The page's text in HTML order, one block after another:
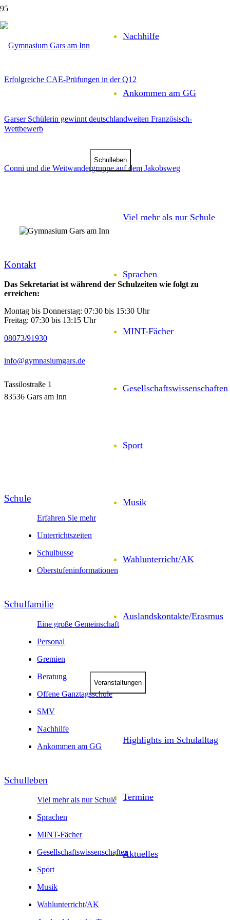
Nachhilfe
Ankommen am GG
Schul­leben
Viel mehr als nur Schule
Sprachen
MINT-Fächer
Gesell­schafts­wissen­schaften
Sport
Musik
Wahl­unter­richt/AK
Auslands­kontakte/Erasmus
Veranstal­tungen
Highlights im Schulalltag
Termine
Aktuelles
Oberstufe
Erfolgreiche CAE-Prüfungen in der Q12
Garser Schülerin gewinnt deutschlandweiten Französisch-
Wettbewerb
Conni und die Weitwandergruppe auf dem Jakobsweg
Kontakt
Das Sekretariat ist während der Schulzeiten wie folgt zu
erreichen:
Montag bis Donnerstag: 07:30 bis 15:30 Uhr
Freitag: 07:30 bis 13:15 Uhr
08073/91930
info@gymnasiumgars.de
Tassilostraße 1
83536 Gars am Inn
Schule
Erfahren Sie mehr
Unter­richts­zeiten
Schul­busse
Ober­stufen­infor­mationen
Schul­familie
Eine große Gemeinschaft
Personal
Gremien
Beratung
Offene Ganztagsschule
SMV
Nachhilfe
Ankommen am GG
Schul­leben
Viel mehr als nur Schule
Sprachen
MINT-Fächer
Gesell­schafts­wissen­schaften
Sport
Musik
Wahl­unter­richt/AK